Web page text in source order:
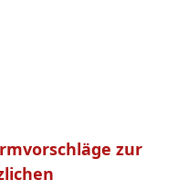
zur